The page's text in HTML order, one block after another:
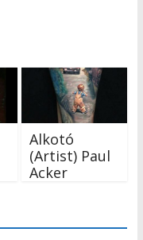
Alkotó
(Artist) Paul
Acker